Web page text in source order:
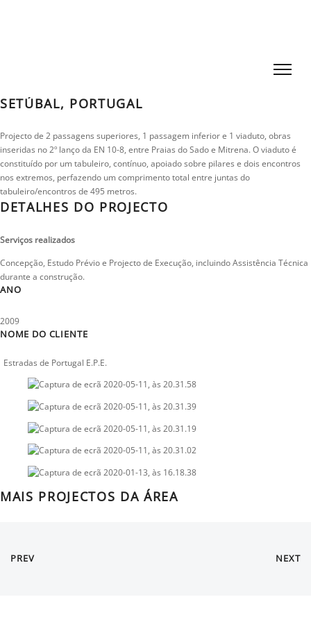
SETÚBAL, PORTUGAL
Projecto de 2 passagens superiores, 1 passagem inferior e 1 viaduto, obras
inseridas no 2º lanço da EN 10-8, entre Praias do Sado e Mitrena. O viaduto é
constituído por um tabuleiro, contínuo, apoiado sobre pilares e dois encontros
nos extremos, perfazendo um comprimento total entre juntas do
tabuleiro/encontros de 495 metros.
DETALHES DO PROJECTO
Serviços realizados
Concepção, Estudo Prévio e Projecto de Execução, incluindo Assistência Técnica
durante a construção.
ANO
2009
NOME DO CLIENTE
Estradas de Portugal E.P.E.
MAIS PROJECTOS DA ÁREA
PREV NEXT